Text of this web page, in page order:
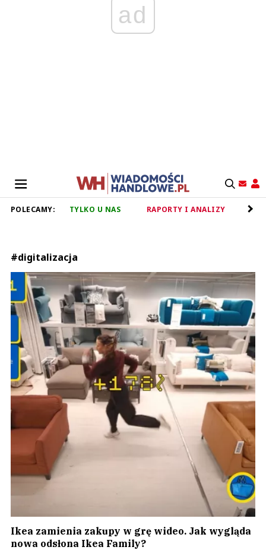
ad
POLECAMY: TYLKO U NAS RAPORTY I ANALIZY
#digitalizacja
Ikea zamienia zakupy w grę wideo. Jak wygląda
nowa odsłona Ikea Family?